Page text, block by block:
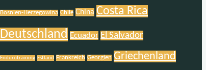
Bosnien-Herzegowina Chile China Costa Rica
Deutschland Ecuador El Salvador
Endurotraining Estland Frankreich Georgien Griechenland